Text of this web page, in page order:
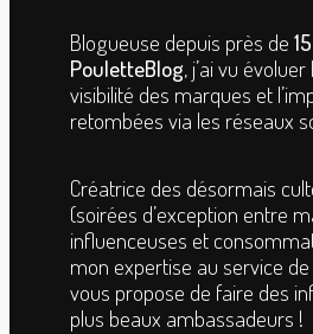
Blogueuse depuis près de
PouletteBlog, j’ai vu
visibilité des marques et
retombées via les réseaux
Créatrice des désormais
(soirées d’exception entre
influenceuses et
mon expertise au service
vous propose de faire des
plus beaux ambassadeurs !